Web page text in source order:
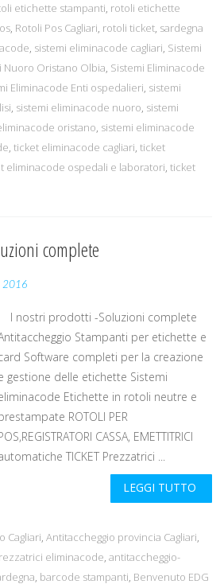
etichette stampanti, rotoli etichette
, Rotoli Pos Cagliari, rotoli ticket, sardegna
, sistemi eliminacode cagliari, Sistemi
Nuoro Oristano Olbia, Sistemi Eliminacode
Eliminacode Enti ospedalieri, sistemi
, sistemi eliminacode nuoro, sistemi
oristano, sistemi eliminacode
, ticket eliminacode cagliari, ticket
eliminacode ospedali e laboratori, ticket
complete
2016
I nostri prodotti -Soluzioni complete
Stampanti per etichette e
Software completi per la creazione
gestione delle etichette Sistemi
Etichette in rotoli neutre e
ROTOLI PER
CASSA, EMETTITRICI
TICKET Prezzatrici ...
LEGGI TUTTO
Cagliari, Antitaccheggio provincia Cagliari,
eliminacode, antitaccheggio-
, barcode stampanti, Benvenuto EDG